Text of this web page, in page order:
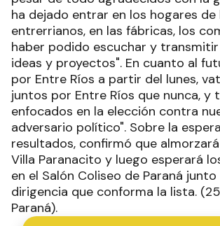
ha dejado entrar en los hogares de
entrerrianos, en las fábricas, los
haber podido escuchar y
ideas y proyectos". En cuanto al
por Entre Ríos a partir del lunes,
juntos por Entre Ríos que nunca, y
enfocados en la elección contra
adversario político". Sobre la
resultados, confirmó que
Villa Paranacito y luego esperará
en el Salón Coliseo de Paraná
dirigencia que conforma la lista.
Paraná).